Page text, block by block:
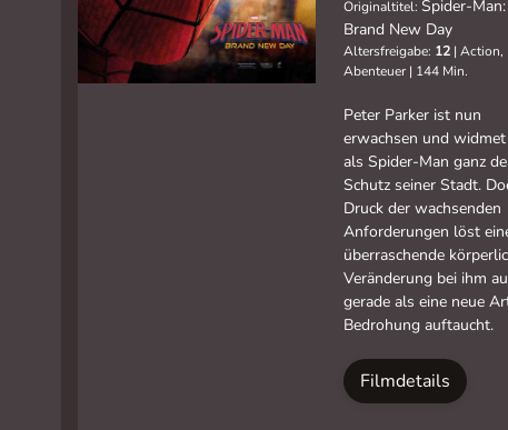
Originaltitel: Spider-Man:
Brand New Day
Altersfreigabe: 12| Action,
Abenteuer | 144 Min.
Peter Parker ist nun
erwachsen und widmet
als Spider-Man ganz
Schutz seiner Stadt.
Druck der wachsenden
Anforderungen löst
überraschende
Veränderung bei ihm
gerade als eine neue
Bedrohung auftaucht.
Filmdetails